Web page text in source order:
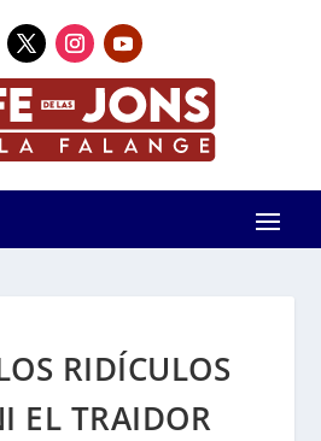
RIDÍCULOS
EL TRAIDOR